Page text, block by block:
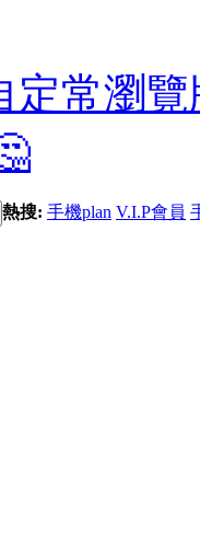
定常瀏
熱搜: 手機plan V.I.P會員